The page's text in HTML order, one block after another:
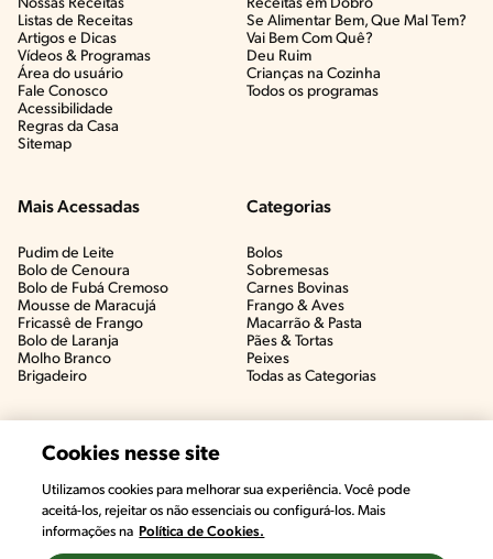
Nossas Receitas
Listas de Receitas​
Artigos e Dicas​
Vídeos & Programas​
Área do usuário
Fale Conosco
Acessibilidade
Regras da Casa
Sitemap
Receitas em Dobro
Se Alimentar Bem, Que Mal Tem?​
Vai Bem Com Quê?​
Deu Ruim​
Crianças na Cozinha​
Todos os programas
Mais Acessadas
Pudim de Leite
Bolo de Cenoura
Bolo de Fubá Cremoso
Mousse de Maracujá
Fricassê de Frango
Bolo de Laranja
Molho Branco
Brigadeiro
Categorias
Bolos
Sobremesas
Carnes Bovinas​
Frango & Aves​
Macarrão & Pasta​
Pães & Tortas​
Peixes
Todas as Categorias
Cookies nesse site
Utilizamos cookies para melhorar sua experiência. Você pode
aceitá-los, rejeitar os não essenciais ou configurá-los. Mais
informações na Política de Cookies.